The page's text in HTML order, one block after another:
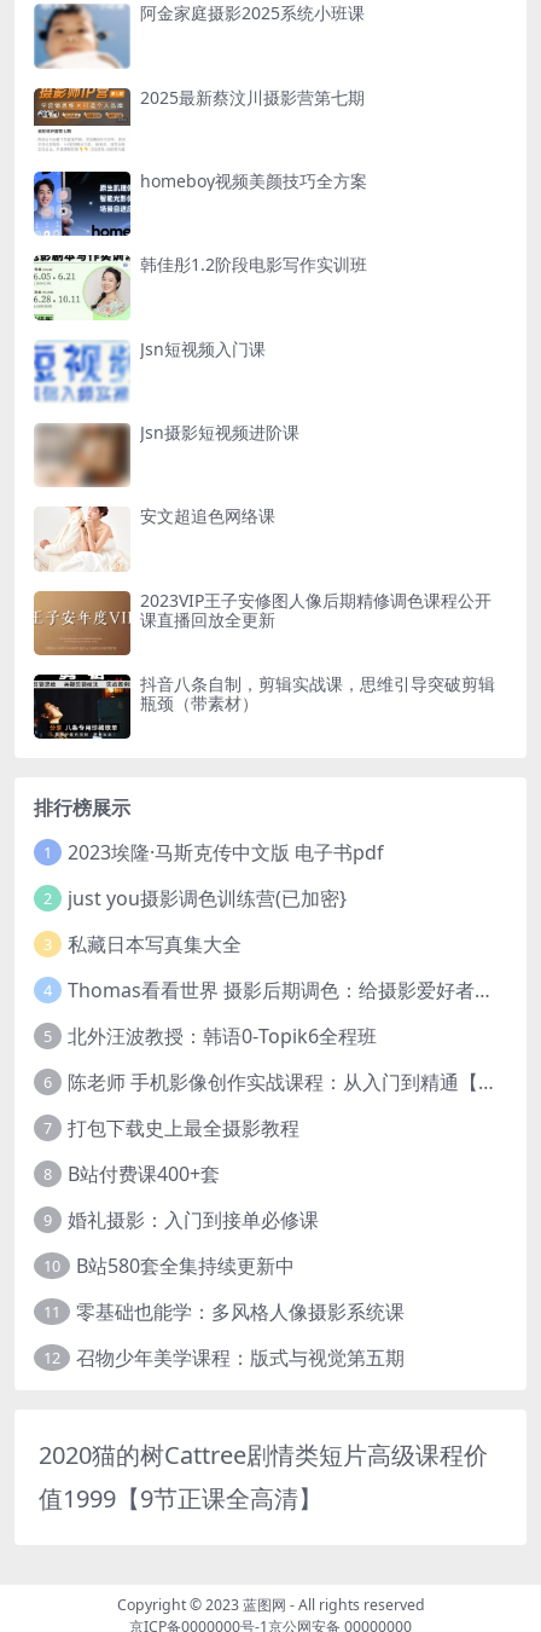
阿金家庭摄影2025系统小班课
2025最新蔡汶川摄影营第七期
homeboy视频美颜技巧全方案
韩佳彤1.2阶段电影写作实训班
Jsn短视频入门课
Jsn摄影短视频进阶课
安文超追色网络课
2023VIP王子安修图人像后期精修调色课程公开
课直播回放全更新
抖音八条自制，剪辑实战课，思维引导突破剪辑
瓶颈（带素材）
排行榜展示
1 2023埃隆·马斯克传中文版 电子书pdf
2 just you摄影调色训练营(已加密}
3 私藏日本写真集大全
4 Thomas看看世界 摄影后期调色：给摄影爱好者的色彩课 网盘下载
5 北外汪波教授：韩语0-Topik6全程班
6 陈老师 手机影像创作实战课程：从入门到精通【完结】
7 打包下载史上最全摄影教程
8 B站付费课400+套
9 婚礼摄影：入门到接单必修课
10 B站580套全集持续更新中
11 零基础也能学：多风格人像摄影系统课
12 召物少年美学课程：版式与视觉第五期
2020猫的树Cattree剧情类短片高级课程价
值1999【9节正课全高清】
Copyright © 2023蓝图网 - All rights reserved
京ICP备0000000号-1京公网安备 00000000